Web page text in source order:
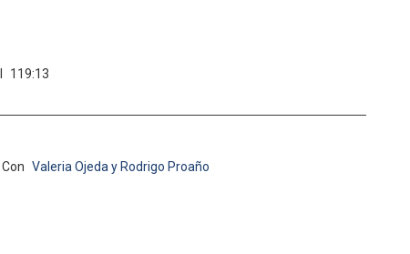
119:13
Con Valeria Ojeda y Rodrigo Proaño